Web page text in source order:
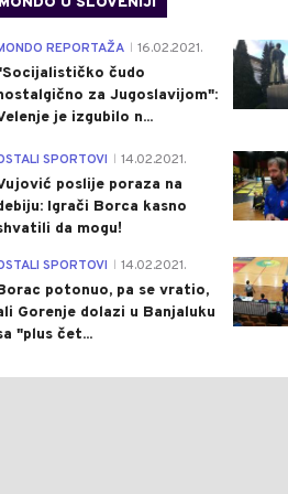
REPORTAŽA 16.02.2021.
čudo
za Jugoslavijom":
je izgubilo n...
SPORTOVI 14.02.2021.
poslije poraza na
Igrači Borca kasno
da mogu!
SPORTOVI 14.02.2021.
potonuo, pa se vratio,
Gorenje dolazi u Banjaluku
"plus čet...